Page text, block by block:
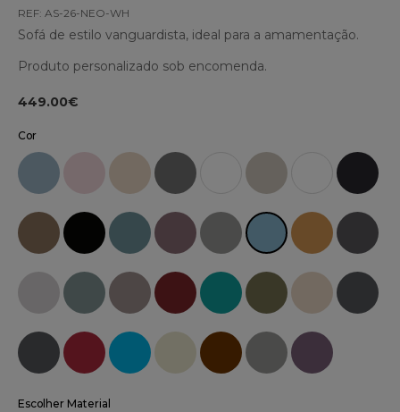
REF: AS-26-NEO-WH
Sofá de estilo vanguardista, ideal para a amamentação.
Produto personalizado sob encomenda.
449.00€
Cor
Escolher Material